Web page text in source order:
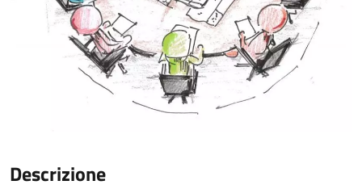
Descrizione